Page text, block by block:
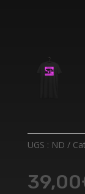
UGS : ND
39,00